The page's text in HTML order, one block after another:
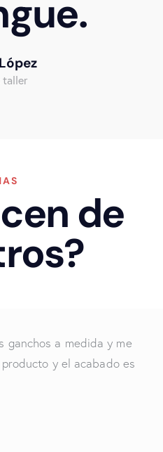
taller
de
ganchos a medida y me
y el acabado es